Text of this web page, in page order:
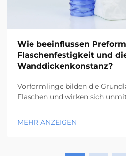
Wie beeinflussen
Flaschenfestigkeit und
Wanddickenkonstanz?
Vorformlinge bilden die
Flaschen und wirken sich
der Vorformlinge bestimmt
MEHR ANZEIGEN